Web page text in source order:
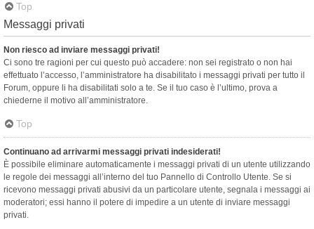
Top
Messaggi privati
Non riesco ad inviare messaggi privati!
Ci sono tre ragioni per cui questo può accadere: non sei registrato o non hai
effettuato l’accesso, l’amministratore ha disabilitato i messaggi privati per tutto il
Forum, oppure li ha disabilitati solo a te. Se il tuo caso è l’ultimo, prova a
chiederne il motivo all’amministratore.
Top
Continuano ad arrivarmi messaggi privati indesiderati!
È possibile eliminare automaticamente i messaggi privati ​​di un utente utilizzando
le regole dei messaggi all’interno del tuo Pannello di Controllo Utente. Se si
ricevono messaggi privati ​​abusivi da un particolare utente, segnala i messaggi ai
moderatori; essi hanno il potere di impedire a un utente di inviare messaggi
privati​​.